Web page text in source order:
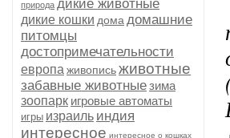
природа дикие животные
дикие кошки дома домашние
питомцы
достопримечательности
европа живописьживотные
забавные животныезима
зоопарк игровые автоматы
игры израиль индия
интересное интересное о кошках